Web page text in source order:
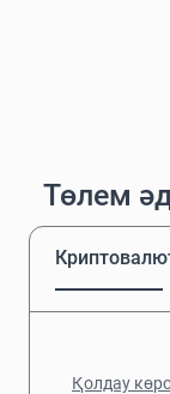
Төлем
Қолдау